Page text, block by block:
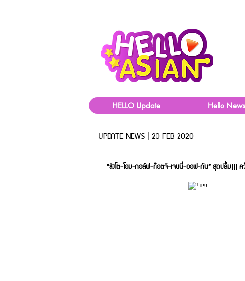
HELLO Update Hello
UPDATE NEWS | 20 FEB 2020
“จีเอ็มเอ็มทีวี” กวาด 4
“สิงโต-โอม-กอล์ฟ-ก๊อตจิ-เจนนี่-ออฟ-กัน” สุดปลื้ม!!! ค